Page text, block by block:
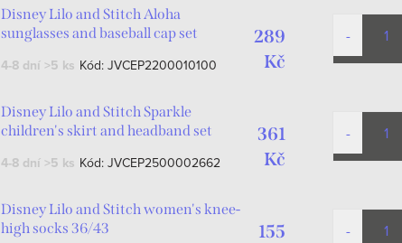
Disney Lilo and Stitch Aloha
sunglasses and baseball cap set
4-8 dní >5 ks Kód: JVCEP2200010100
289
Kč
Disney Lilo and Stitch Sparkle
children's skirt and headband set
4-8 dní >5 ks Kód: JVCEP2500002662
361
Kč
Disney Lilo and Stitch women's knee-
high socks 36/43
155